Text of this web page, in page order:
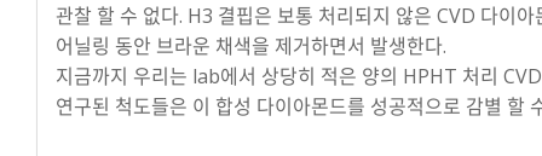
관찰 할 수 없다. H3 결핍은 보통 처리되지 않은 CVD 다이
어닐링 동안 브라운 채색을 제거하면서 발생한다.
지금까지 우리는 lab에서 상당히 적은 양의 HPHT 처리
연구된 척도들은 이 합성 다이아몬드를 성공적으로 감별 할